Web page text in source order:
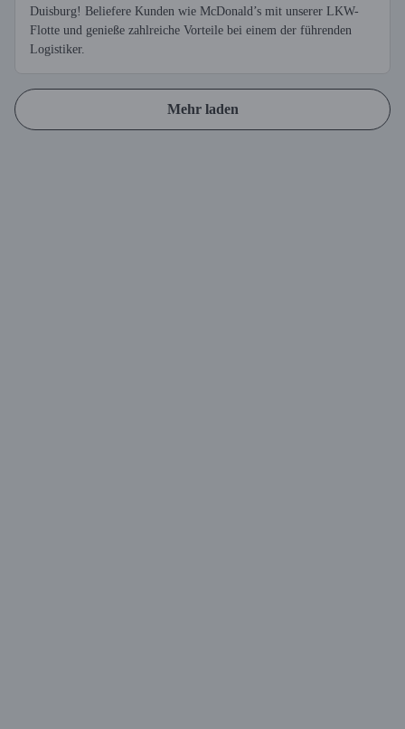
Duisburg! Beliefere Kunden wie McDonald’s mit unserer LKW-
Flotte und genieße zahlreiche Vorteile bei einem der führenden
Logistiker.
Mehr laden